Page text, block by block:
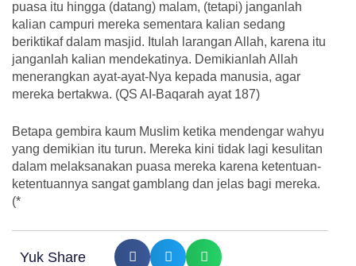
puasa itu hingga (datang) malam, (tetapi) janganlah
kalian campuri mereka sementara kalian sedang
beriktikaf dalam masjid. Itulah larangan Allah, karena itu
janganlah kalian mendekatinya. Demikianlah Allah
menerangkan ayat-ayat-Nya kepada manusia, agar
mereka bertakwa. (QS AI-Baqarah ayat 187)
Betapa gembira kaum Muslim ketika mendengar wahyu
yang demikian itu turun. Mereka kini tidak lagi kesulitan
dalam melaksanakan puasa mereka karena ketentuan-
ketentuannya sangat gamblang dan jelas bagi mereka.
(*
Yuk Share